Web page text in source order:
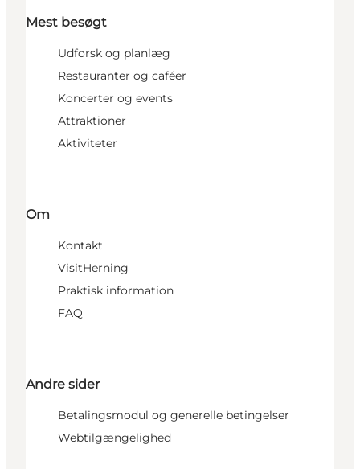
Mest besøgt
Udforsk og planlæg
Restauranter og caféer
Koncerter og events
Attraktioner
Aktiviteter
Om
Kontakt
VisitHerning
Praktisk information
FAQ
Andre sider
Betalingsmodul og generelle betingelser
Webtilgængelighed